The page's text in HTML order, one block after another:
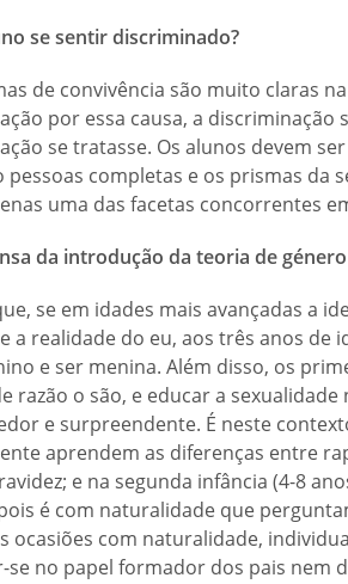
se sentir discriminado?
de convivência são muito claras
por essa causa, a
se tratasse. Os alunos devem
pessoas completas e os prismas da
uma das facetas concorrentes
da introdução da teoria de
se em idades mais avançadas a
a realidade do eu, aos três anos
e ser menina. Além disso, os
razão o são, e educar a
e surpreendente. É neste
aprendem as diferenças entre
e na segunda infância (4-8
é com naturalidade que
ocasiões com naturalidade,
no papel formador dos pais nem